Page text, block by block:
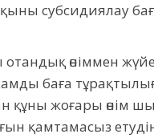
субсидиялау
өніммен
баға
құны жоғары өнім
қамтамасыз